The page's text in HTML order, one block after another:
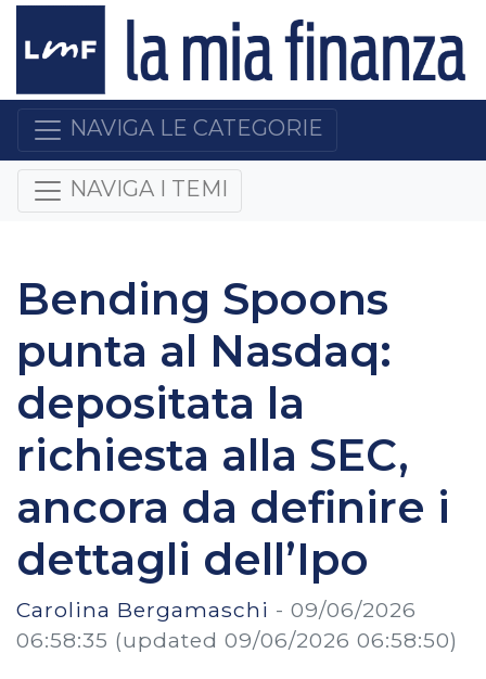
NAVIGA LE CATEGORIE
NAVIGA I TEMI
Bending Spoons
punta al Nasdaq:
depositata la
richiesta alla SEC,
ancora da definire i
dettagli dell’Ipo
Carolina Bergamaschi - 09/06/2026
06:58:35 (updated 09/06/2026 06:58:50)